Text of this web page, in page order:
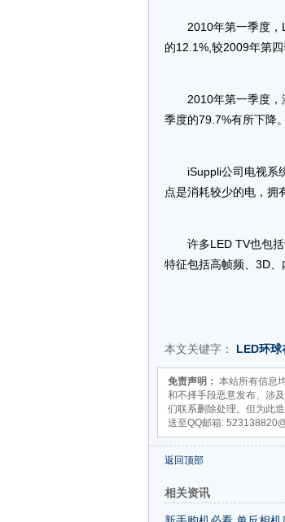
2010年第一季度
的12.1%,较2009年第四
2010年第一季度，液
季度的79.7%有所下降
iSuppli公司电视系统
点是消耗较少的电，拥
许多LED TV也包括
特征包括高帧频、3D
本文关键字： LED环球
免责声明： 本站所有信息
和不择手段恶意发布、涉
们联系删除处理。但为此
送至QQ邮箱:
返回顶部
相关资讯